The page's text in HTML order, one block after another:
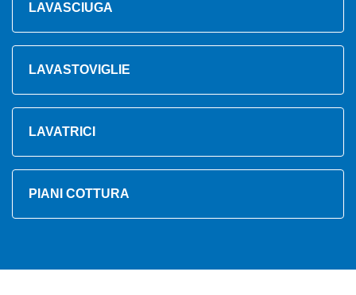
LAVASCIUGA
LAVASTOVIGLIE
LAVATRICI
PIANI COTTURA